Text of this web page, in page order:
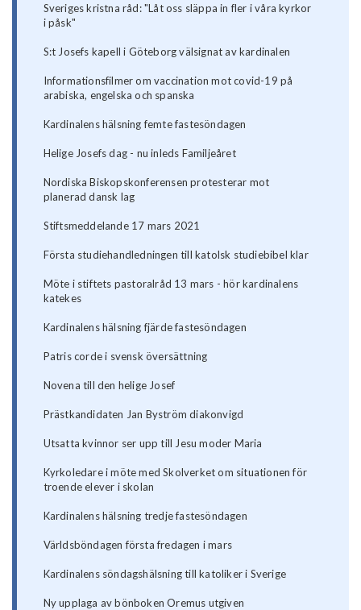
Sveriges kristna råd: "Låt oss släppa in fler i våra kyrkor
i påsk"
S:t Josefs kapell i Göteborg välsignat av kardinalen
Informationsfilmer om vaccination mot covid-19 på
arabiska, engelska och spanska
Kardinalens hälsning femte fastesöndagen
Helige Josefs dag - nu inleds Familjeåret
Nordiska Biskopskonferensen protesterar mot
planerad dansk lag
Stiftsmeddelande 17 mars 2021
Första studiehandledningen till katolsk studiebibel klar
Möte i stiftets pastoralråd 13 mars - hör kardinalens
katekes
Kardinalens hälsning fjärde fastesöndagen
Patris corde i svensk översättning
Novena till den helige Josef
Prästkandidaten Jan Byström diakonvigd
Utsatta kvinnor ser upp till Jesu moder Maria
Kyrkoledare i möte med Skolverket om situationen för
troende elever i skolan
Kardinalens hälsning tredje fastesöndagen
Världsböndagen första fredagen i mars
Kardinalens söndagshälsning till katoliker i Sverige
Ny upplaga av bönboken Oremus utgiven